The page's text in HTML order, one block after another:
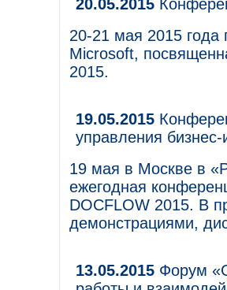
20.05.2015
20-21 мая 2015 года
Microsoft,
2015.
19.05.2015
управления
19 мая в Москве в
ежегодная
DOCFLOW 2015. В
демонстрациями,
13.05.2015 Форум